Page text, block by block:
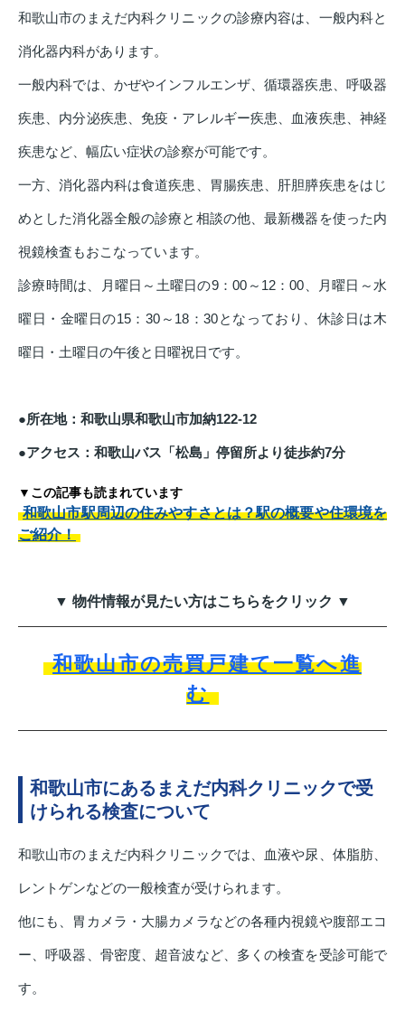
和歌山市のまえだ内科クリニックの診療内容は、一般内科と
消化器内科があります。
一般内科では、かぜやインフルエンザ、循環器疾患、呼吸器
疾患、内分泌疾患、免疫・アレルギー疾患、血液疾患、神経
疾患など、幅広い症状の診察が可能です。
一方、消化器内科は食道疾患、胃腸疾患、肝胆膵疾患をはじ
めとした消化器全般の診療と相談の他、最新機器を使った内
視鏡検査もおこなっています。
診療時間は、月曜日～土曜日の9：00～12：00、月曜日～水
曜日・金曜日の15：30～18：30となっており、休診日は木
曜日・土曜日の午後と日曜祝日です。
●所在地：和歌山県和歌山市加納122-12
●アクセス：和歌山バス「松島」停留所より徒歩約7分
▼この記事も読まれています
和歌山市駅周辺の住みやすさとは？駅の概要や住環境を
ご紹介！
▼ 物件情報が見たい方はこちらをクリック ▼
和歌山市の売買戸建て一覧へ進
む
和歌山市にあるまえだ内科クリニックで受
けられる検査について
和歌山市のまえだ内科クリニックでは、血液や尿、体脂肪、
レントゲンなどの一般検査が受けられます。
他にも、胃カメラ・大腸カメラなどの各種内視鏡や腹部エコ
ー、呼吸器、骨密度、超音波など、多くの検査を受診可能で
す。